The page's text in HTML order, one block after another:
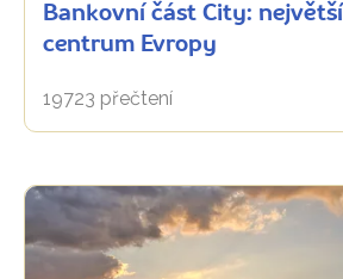
Bankovní část City:
centrum Evropy
19723 přečtení